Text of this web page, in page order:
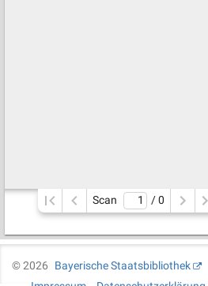
Scan / 0
©2026
Bayerische Staatsbibliothek